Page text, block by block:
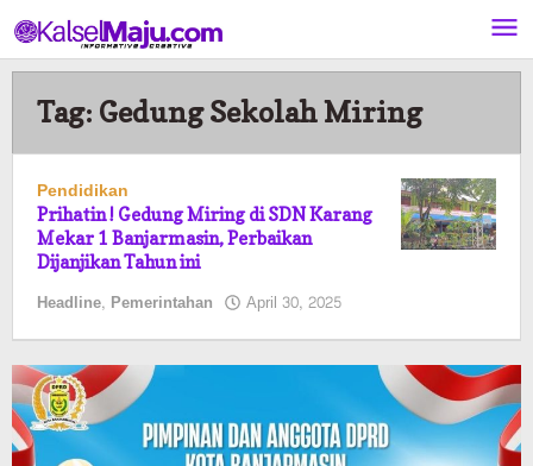
ke
konten
Tag: Gedung Sekolah Miring
Pendidikan
Prihatin ! Gedung Miring di SDN Karang
Mekar 1 Banjarmasin, Perbaikan
Dijanjikan Tahun ini
Headline, Pemerintahan April 30, 2025